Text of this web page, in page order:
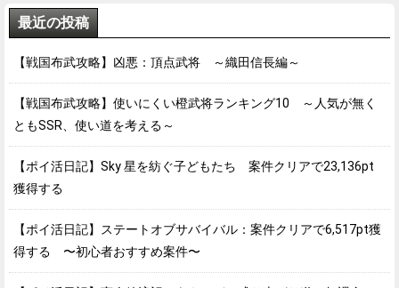
最近の投稿
【戦国布武攻略】凶悪：頂点武将 ～織田信長編～
【戦国布武攻略】使いにくい橙武将ランキング10 ～人気が無く
ともSSR、使い道を考える～
【ポイ活日記】Sky 星を紡ぐ子どもたち 案件クリアで23,136pt
獲得する
【ポイ活日記】ステートオブサバイバル：案件クリアで6,517pt獲
得する 〜初心者おすすめ案件〜